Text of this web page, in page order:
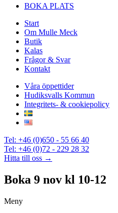
BOKA PLATS
Start
Om Mulle Meck
Butik
Kalas
Frågor & Svar
Kontakt
Våra öppettider
Hudiksvalls Kommun
Integritets- & cookiepolicy
Tel: +46 (0)650 - 55 66 40
Tel: +46 (0)72 - 229 28 32
Hitta till oss →
Boka 9 nov kl 10-12
Meny